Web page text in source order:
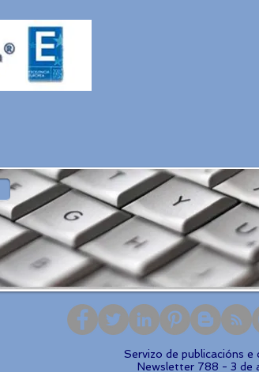
Servizo de publicacións e
Newsletter 788 - 3 de